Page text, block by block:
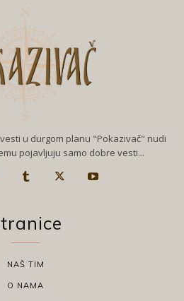
u durgom planu "Pokazivač" nudi
pojavljuju samo dobre vesti...
NAŠ TIM
O NAMA